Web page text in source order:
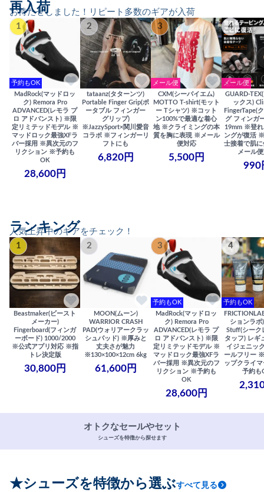
お待たせしました！リピート多数のギアが入荷
再入荷
1
予約もOK
MadRock(マッドロッ
ク) Remora Pro
ADVANCED(レモラ プ
ロ アドバンスト) ※限
定リミテッドモデル ※
マッドロック最強XFラ
バー採用 ※異次元のフ
リクション ※予約も
OK
28,600円
2
tataanz(タターンツ)
Portable Finger Grip(ポ
ータブル フィンガー
グリップ)
※JazzySport×関川愛音
コラボ ※フィンガーリ
フトにも
6,820円
3
メール便
CXM(シーバイエム)
MOTTO T-shirt(モット
ー Tシャツ) ※コット
ン100%で最適な着心
地 ※クライミングの本
質を胸に表現 ※メール
便対応
5,500円
4
メール便
GUARD-
ックス)
FingerTape(
グ フィンガ
19mm ※登れ
ングが復活
士接着で肌
メール
990
人気上昇中のギアをチェック！
ランキング
1
Beastmaker(ビースト
メーカー)
Fingerboard(フィンガ
ーボード) 1000/2000
※公式アプリ対応 ※指
トレ決定版
30,800円
2
MOON(ムーン)
WARRIOR CRASH
PAD(ウォリアークラッ
シュパッド) ※厚みと
丈夫さが魅力
※130×100×12cm 6kg
61,600円
3
予約もOK
MadRock(マッドロッ
ク) Remora Pro
ADVANCED(レモラ プ
ロ アドバンスト) ※限
定リミテッドモデル ※
マッドロック最強XFラ
バー採用 ※異次元のフ
リクション ※予約も
OK
28,600円
4
予約もOK
ションラボ
Stuff(シーク
タッフ) レギ
イジェニッ
ールフリー
ップクライ
予約も
オトクなセールやセット
シューズを特徴から探せます
★シューズを特徴から選ぶすべて見る